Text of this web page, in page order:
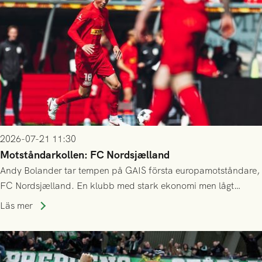
2026-07-21 11:30
Motståndarkollen: FC Nordsjælland
Andy Bolander tar tempen på GAIS första europamotståndare,
FC Nordsjælland. En klubb med stark ekonomi men lågt
publiksnitt, ett lag med både kollektiv styrka och individuell
Läs mer